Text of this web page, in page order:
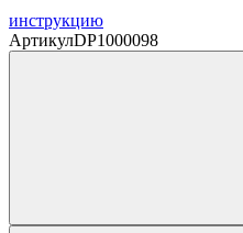
инструкцию
АртикулDP1000098